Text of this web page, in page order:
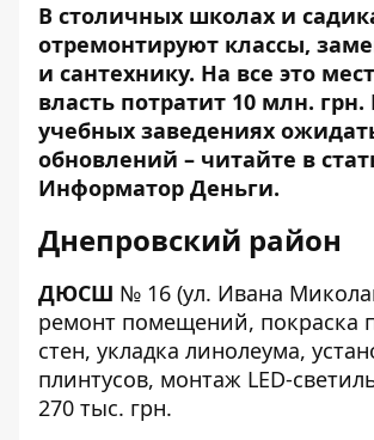
В столичных школах и
отремонтируют классы,
и сантехнику. На все это
власть потратит 10 млн. грн.
учебных заведениях
обновлений – читайте в
Информатор Деньги.
Днепровский район
ДЮСШ № 16 (ул. Ивана
ремонт помещений, покраска
стен, укладка линолеума,
плинтусов, монтаж LED-
270 тыс. грн.